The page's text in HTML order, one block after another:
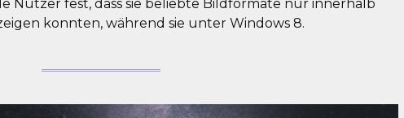
Nutzer fest, dass sie beliebte Bildformate nur innerhalb
konnten, während sie unter Windows 8.